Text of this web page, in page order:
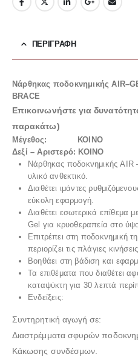
ΠΕΡΙΓΡΑΦΉ
Νάρθηκας ποδοκνημικής
BRACE
Επικοινωνήστε για
παρακάτω)
Μέγεθος: ΚΟΙΝΟ
Δεξί – Αριστερό: ΚΟΙΝΟ
Νάρθηκας ποδοκνημικής
υλικό ανθεκτικό.
Διαθέτει ιμάντες
εύκολη εφαρμογή.
Διαθέτει εσωτερικά επίθεμα
Gel για κρυοθεραπεία στο
Επιτρέπει στη ποδοκνημική
περιορίζει τις πλάγιες
Βοηθάει στη βάδιση και
Τα επιθέματα που διαθέτει
καταψύκτη για 30 λεπτά
Ενδείξεις:
Συντηρητική αγωγή σε:
Διαστρέμματα σφυρών
Κάκωσης συνδέσμων.